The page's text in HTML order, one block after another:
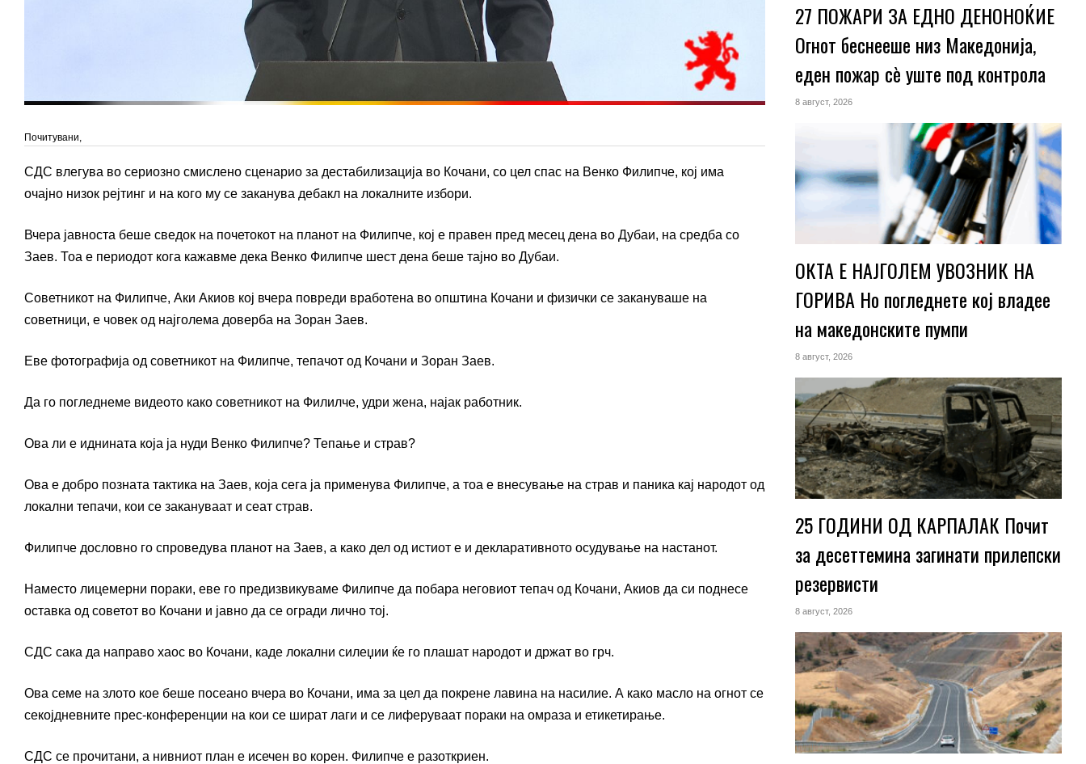
Почитувани,
СДС влегува во сериозно смислено сценарио за дестабилизација во Кочани, со цел спас на Венко Филипче, кој има
очајно низок рејтинг и на кого му се заканува дебакл на локалните избори.
Вчера јавноста беше сведок на почетокот на планот на Филипче, кој е правен пред месец дена во Дубаи, на средба со
Заев. Тоа е периодот кога кажавме дека Венко Филипче шест дена беше тајно во Дубаи.
Советникот на Филипче, Аки Акиов кој вчера повреди вработена во општина Кочани и физички се закануваше на
советници, е човек од најголема доверба на Зоран Заев.
Еве фотографија од советникот на Филипче, тепачот од Кочани и Зоран Заев.
Да го погледнеме видеото како советникот на Филилче, удри жена, најак работник.
Ова ли е иднината која ја нуди Венко Филипче? Тепање и страв?
Ова е добро позната тактика на Заев, која сега ја применува Филипче, а тоа е внесување на страв и паника кај народот од
локални тепачи, кои се закануваат и сеат страв.
Филипче дословно го спроведува планот на Заев, а како дел од истиот е и декларативното осудување на настанот.
Наместо лицемерни пораки, еве го предизвикуваме Филипче да побара неговиот тепач од Кочани, Акиов да си поднесе
оставка од советот во Кочани и јавно да се огради лично тој.
СДС сака да направо хаос во Кочани, каде локални силеџии ќе го плашат народот и држат во грч.
Ова семе на злото кое беше посеано вчера во Кочани, има за цел да покрене лавина на насилие. А како масло на огнот се
секојдневните прес-конференции на кои се шират лаги и се лиферуваат пораки на омраза и етикетирање.
СДС се прочитани, а нивниот план е исечен во корен. Филипче е разоткриен.
27 ПОЖАРИ ЗА ЕДНО ДЕНОНОЌИЕ
Огнот беснееше низ Македонија,
еден пожар сè уште под контрола
8 август, 2026
ОКТА Е НАЈГОЛЕМ УВОЗНИК НА
ГОРИВА Но погледнете кој владее
на македонските пумпи
8 август, 2026
25 ГОДИНИ ОД КАРПАЛАК Почит
за десеттемина загинати прилепски
резервисти
8 август, 2026